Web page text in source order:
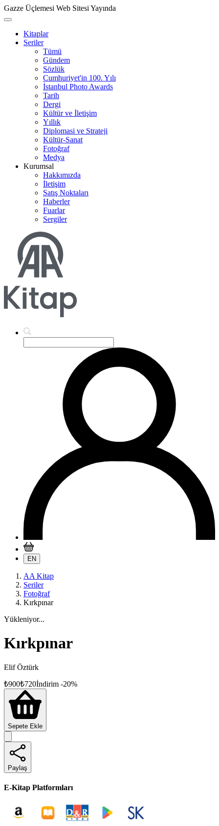
Gazze Üçlemesi Web Sitesi Yayında
Kitaplar
Seriler
Tümü
Gündem
Sözlük
Cumhuriyet'in 100. Yılı
İstanbul Photo Awards
Tarih
Dergi
Kültür ve İletişim
Yıllık
Diplomasi ve Strateji
Kültür-Sanat
Fotoğraf
Medya
Kurumsal
Hakkımızda
İletişim
Satış Noktaları
Haberler
Fuarlar
Sergiler
EN
AA Kitap
Seriler
Fotoğraf
Kırkpınar
Yükleniyor...
Kırkpınar
Elif Öztürk
₺900₺720İndirim -20%
Sepete Ekle
Paylaş
E-Kitap Platformları